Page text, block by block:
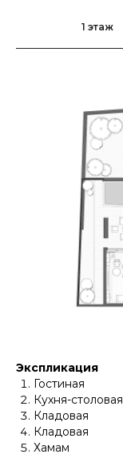
1 этаж
Экспликация
Гостиная
Кухня-столовая
Кладовая
Кладовая
Хамам